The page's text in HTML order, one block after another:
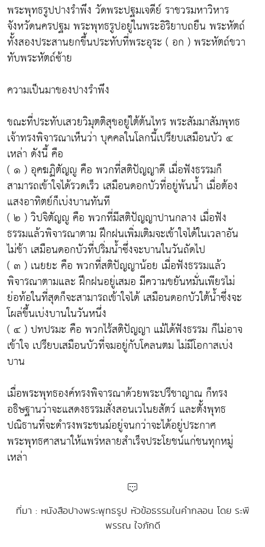
พระพุทธรูปปางรำพึง วัดพระปฐมเจดีย์ ราชวรมหาวิหาร
จังหวัดนครปฐม พระพุทธรูปอยู่ในพระอิริยาบถยืน พระหัตถ์
ทั้งสองประสานยกขึ้นประทับที่พระอุระ ( อก ) พระหัตถ์ขวา
ทับพระหัตถ์ซ้าย
ความเป็นมาของปางรำพึง
ขณะที่ประทับเสวยวิมุตติสุขอยู่ใต้ต้นไทร พระสัมมาสัมพุทธ
เจ้าทรงพิจารณาเห็นว่า บุคคลในโลกนี้เปรียบเสมือนบัว ๔
เหล่า ดังนี้ คือ
( ๑ ) อุคฆฏิตัญญู คือ พวกที่สติปัญญาดี เมื่อฟังธรรมก็
สามารถเข้าใจได้รวดเร็ว เสมือนดอกบัวที่อยู่พ้นน้ำ เมื่อต้อง
แสงอาทิตย์ก็เบ่งบานทันที
( ๒ ) วิปจิตัญญู คือ พวกที่มีสติปัญญาปานกลาง เมื่อฟัง
ธรรมแล้วพิจารณาตาม ฝึกฝนเพิ่มเติมจะเข้าใจได้ในเวลาอัน
ไม่ช้า เสมือนดอกบัวที่ปริ่มน้ำซึ่งจะบานในวันถัดไป
( ๓ ) เนยยะ คือ พวกที่สติปัญญาน้อย เมื่อฟังธรรมแล้ว
พิจารณาตามและ ฝึกฝนอยู่เสมอ มีความขยันหมั่นเพียรไม่
ย่อท้อในที่สุดก็จะสามารถเข้าใจได้ เสมือนดอกบัวใต้น้ำซึ่งจะ
โผล่ขึ้นเบ่งบานในวันหนึ่ง
( ๔ ) ปทปรมะ คือ พวกไร้สติปัญญา แม้ได้ฟังธรรม ก็ไม่อาจ
เข้าใจ เปรียบเสมือนบัวที่จมอยู่กับโคลนตม ไม่มีโอกาสเบ่ง
บาน
เมื่อพระพุทธองค์ทรงพิจารณาด้วยพระปรีชาญาณ ก็ทรง
อธิษฐานว่าจะแสดงธรรมสั่งสอนเวไนยสัตว์ และตั้งพุทธ
ปณิธานที่จะดำรงพระชนม์อยู่จนกว่าจะได้อยู่ประกาศ
พระพุทธศาสนาให้แพร่หลายสำเร็จประโยชน์แก่ชนทุกหมู่
เหล่า
ที่มา : หนังสือปางพระพุทธรูป หัวข้อธรรมในคำกลอน โดย ระพี
พรรณ ใจภักดี